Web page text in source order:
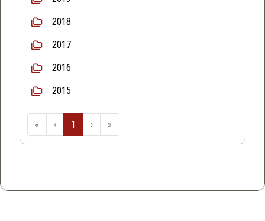
2018
2017
2016
2015
« ‹ 1 › »